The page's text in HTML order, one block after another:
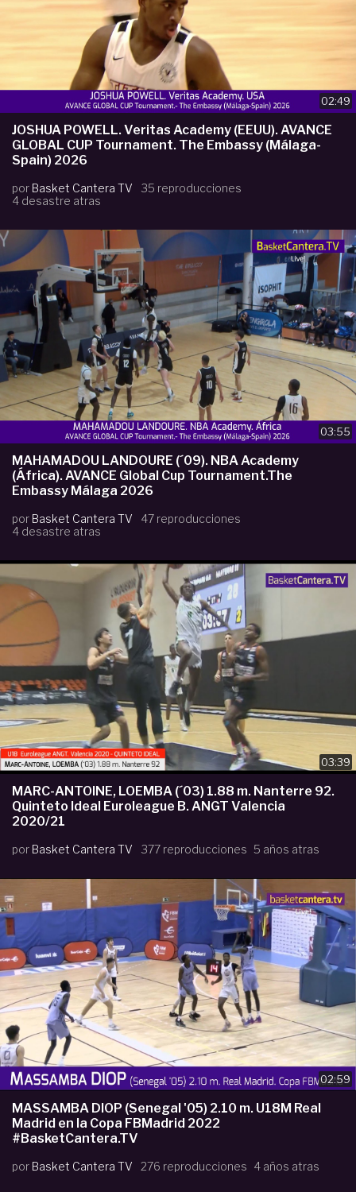
02:49
JOSHUA POWELL. Veritas Academy (EEUU). AVANCE
GLOBAL CUP Tournament. The Embassy (Málaga-
Spain) 2026
por Basket Cantera TV
35 reproducciones
4 desastre atras
03:55
MAHAMADOU LANDOURE (´09). NBA Academy
(África). AVANCE Global Cup Tournament.The
Embassy Málaga 2026
por Basket Cantera TV
47 reproducciones
4 desastre atras
03:39
MARC-ANTOINE, LOEMBA (´03) 1.88 m. Nanterre 92.
Quinteto Ideal Euroleague B. ANGT Valencia
2020/21
por Basket Cantera TV 377 reproducciones 5 años atras
02:59
MASSAMBA DIOP (Senegal '05) 2.10 m. U18M Real
Madrid en la Copa FBMadrid 2022
#BasketCantera.TV
por Basket Cantera TV 276 reproducciones 4 años atras